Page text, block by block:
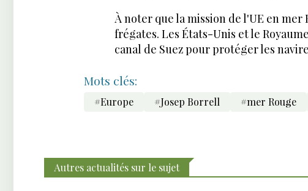
À noter que la mission de l'UE en
frégates. Les États-Unis et le
canal de Suez pour protéger les
Mots clés:
#Europe #Josep Borrell #mer Rouge
Autres actualités sur le sujet